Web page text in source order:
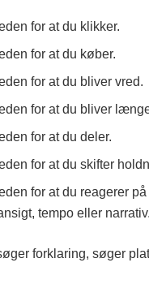
for at du klikker.
for at du køber.
for at du bliver vred.
for at du bliver
for at du deler.
for at du skifter
for at du reagerer
tempo eller narrativ.
forklaring, søger